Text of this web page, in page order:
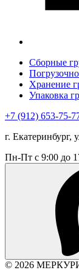
Сборные
Хранение
Упаковка
+7 (912) 653-75-
г. Екатеринбург,
Пн-Пт с 9:00 до
© 2026